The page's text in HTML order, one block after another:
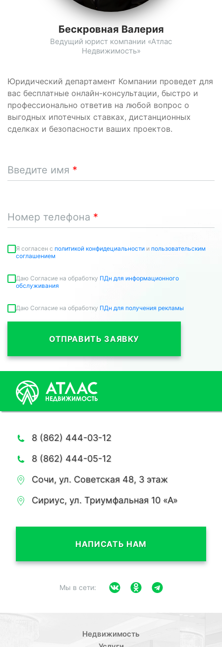
Юридический департамент Компании проведет для
вас бесплатные онлайн-консультации, быстро и
профессионально ответив на любой вопрос о
выгодных ипотечных ставках, дистанционных
сделках и безопасности ваших проектов.
Введите имя
Номер телефона
Я согласен c политикой конфидециальности и пользовательским
соглашением
Даю Согласие на обработку ПДн для информационного
обслуживания
Даю Согласие на обработку ПДн для получения рекламы
ОТПРАВИТЬ ЗАЯВКУ
Бескровная Валерия
Ведущий юрист компании «Атлас
Недвижимость»
8 (862) 444-03-12
8 (862) 444-05-12
Сочи, ул. Советская 48, 3 этаж
Сириус, ул. Триумфальная 10 «А»
НАПИСАТЬ НАМ
Мы в сети:
Недвижимость